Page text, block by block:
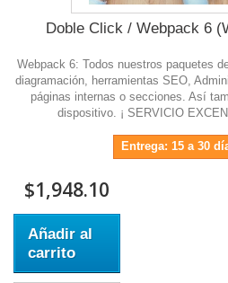
Doble Click / Webpack 6
Webpack 6: Todos nuestros paquetes
diagramación, herramientas SEO,
páginas internas o secciones. Así
dispositivo. ¡ SERVICIO
Entrega: 15 a 30
$1,948.10
Añadir al
carrito